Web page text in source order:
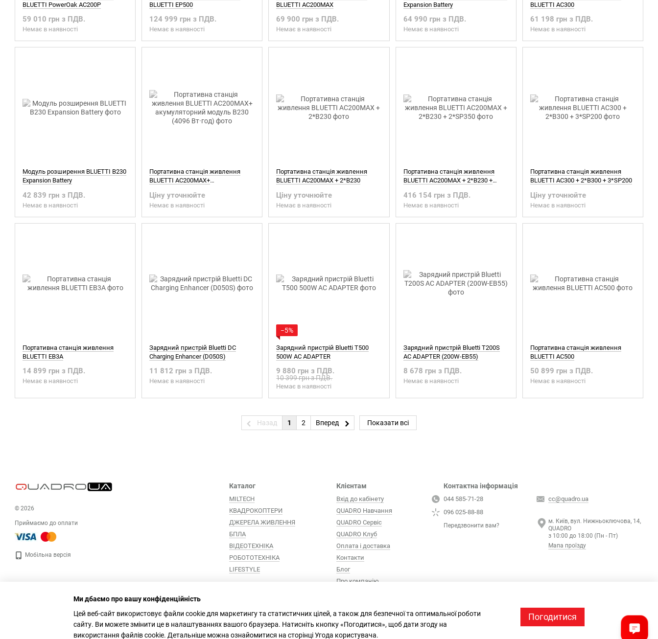
BLUETTI PowerOak AC200P
59 010 грн з ПДВ.
Немає в наявності
BLUETTI EP500
124 999 грн з ПДВ.
Немає в наявності
BLUETTI AC200MAX
69 900 грн з ПДВ.
Немає в наявності
Expansion Battery
64 990 грн з ПДВ.
Немає в наявності
BLUETTI AC300
61 198 грн з ПДВ.
Немає в наявності
Модуль розширення BLUETTI B230
Expansion Battery
42 839 грн з ПДВ.
Немає в наявності
Портативна станція живлення
BLUETTI AC200MAX+
Вт·год)
Ціну уточнюйте
Немає в наявності
Портативна станція живлення
BLUETTI AC200MAX + 2*B230
Ціну уточнюйте
Немає в наявності
Портативна станція живлення
BLUETTI AC200MAX + 2*B230 +
416 154 грн з ПДВ.
Немає в наявності
Портативна станція живлення
BLUETTI AC300 + 2*B300 + 3*SP200
Ціну уточнюйте
Немає в наявності
Портативна станція живлення
BLUETTI EB3A
14 899 грн з ПДВ.
Немає в наявності
Зарядний пристрій Bluetti DC
Charging Enhancer (D050S)
11 812 грн з ПДВ.
Немає в наявності
−5%
Зарядний пристрій Bluetti T500
500W AC ADAPTER
10 399 грн з ПДВ.
9 880 грн з ПДВ.
Немає в наявності
Зарядний пристрій Bluetti T200S
AC ADAPTER (200W-EB55)
8 678 грн з ПДВ.
Немає в наявності
Портативна станція живлення
BLUETTI AC500
50 899 грн з ПДВ.
Немає в наявності
Назад 1 2 Вперед Показати всі
© 2026
Приймаємо до оплати
Мобільна версія
Каталог
MILTECH
КВАДРОКОПТЕРИ
ДЖЕРЕЛА ЖИВЛЕННЯ
БПЛА
ВІДЕОТЕХНІКА
РОБОТОТЕХНІКА
LIFESTYLE
Клієнтам
Вхід до кабінету
QUADRO Навчання
QUADRO Сервіc
QUADRO Клуб
Оплата і доставка
Контакти
Блог
Про компанію
Контактна інформація
044 585-71-28
096 025-88-88
Передзвонити вам?
cc@quadro.ua
м. Київ, вул. Нижньоключова, 14,
QUADRO
з 10:00 до 18:00 (Пн - Пт)
Мапа проїзду
Ми дбаємо про вашу конфіденційність
Цей веб-сайт використовує файли cookie для маркетингу та статистичних цілей, а також для безпечної та оптимальної роботи
сайту. Ви можете змінити це в налаштуваннях вашого браузера. Натисніть кнопку «Погодитися», щоб дати згоду на
використання файлів cookie. Детальніше можна ознайомитися на сторінціУгода користувача.
Погодитися